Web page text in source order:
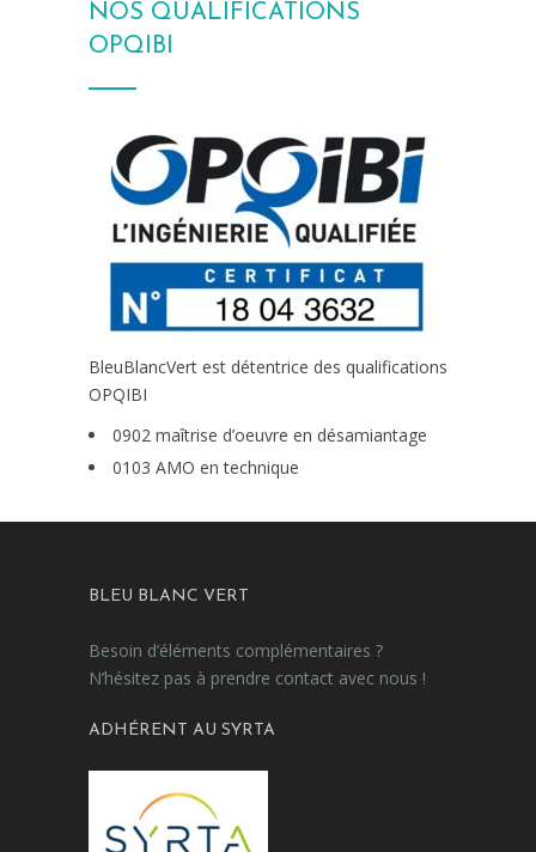
NOS QUALIFICATIONS
OPQIBI
BleuBlancVert est détentrice des qualifications
OPQIBI
0902 maîtrise d’oeuvre en désamiantage
0103 AMO en technique
BLEU BLANC VERT
Besoin d’éléments complémentaires ?
N’hésitez pas à prendre contact avec nous !
ADHÉRENT AU SYRTA